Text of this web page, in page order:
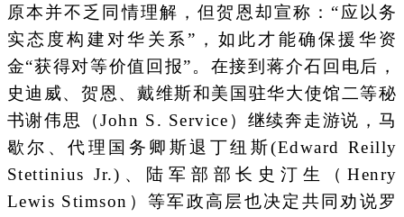
原本并不乏同情理解，但贺恩却宣称：“应以务
实态度构建对华关系”，如此才能确保援华资
金“获得对等价值回报”。在接到蒋介石回电后，
史迪威、贺恩、戴维斯和美国驻华大使馆二等秘
书谢伟思（John S. Service）继续奔走游说，马
歇尔、代理国务卿斯退丁纽斯(Edward Reilly
Stettinius Jr.)、陆军部部长史汀生（Henry
Lewis Stimson）等军政高层也决定共同劝说罗